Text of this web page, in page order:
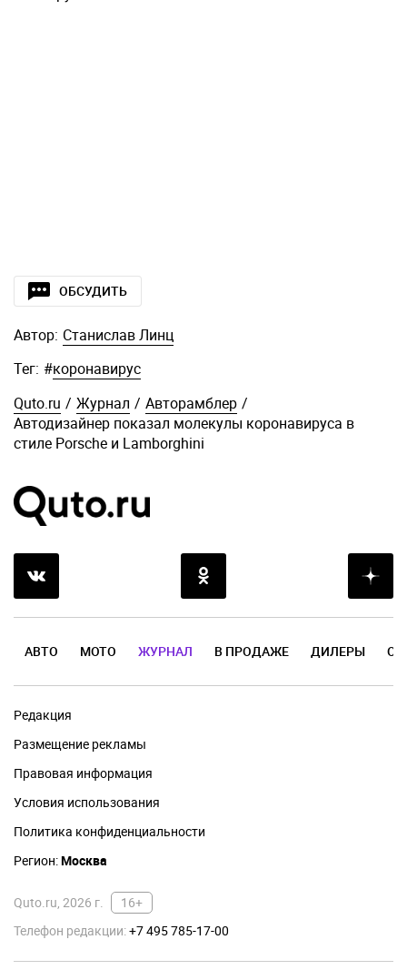
ОБСУДИТЬ
Автор: Станислав Линц
Тег: #коронавирус
Quto.ru / Журнал / Авторамблер /
Автодизайнер показал молекулы коронавируса в
стиле Porsche и Lamborghini
АВТО МОТО ЖУРНАЛ В ПРОДАЖЕ ДИЛЕРЫ
Редакция
Размещение рекламы
Правовая информация
Условия использования
Политика конфиденциальности
Регион:Москва
Quto.ru, 2026 г.
16+
Телефон редакции:+7 495 785-17-00